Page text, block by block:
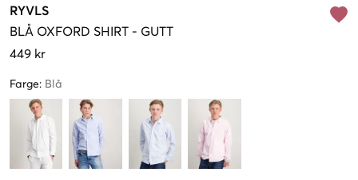
RYVLS
BLÅ OXFORD SHIRT - GUTT
449 kr
Farge: Blå